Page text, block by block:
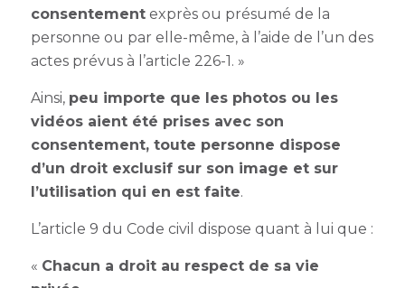
consentementexprès ou présumé de la
personne ou par elle-même, à l’aide de l’un des
actes prévus à l’article 226-1. »
Ainsi, peu importe que les photos ou les
vidéos aient été prises avec son
consentement, toute personne dispose
d’un droit exclusif sur son image et sur
l’utilisation qui en est faite.
L’article 9 du Code civil dispose quant à lui que :
« Chacun a droit au respect de sa vie